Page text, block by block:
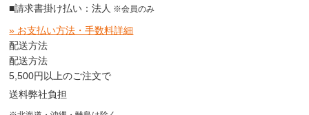
■請求書掛け払い：法人 ※会員のみ
» お支払い方法・手数料詳細
配送方法
配送方法
5,500円以上のご注文で
送料弊社負担